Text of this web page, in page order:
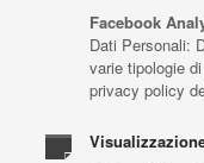
Facebook
Dati Personali:
varie tipologie
privacy policy